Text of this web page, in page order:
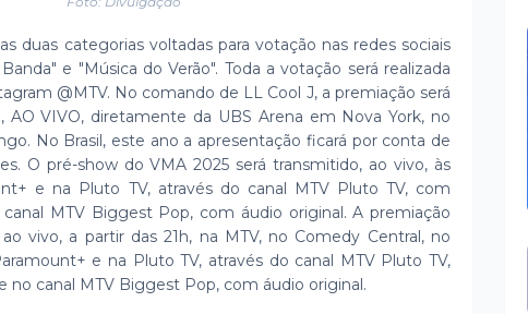
duas categorias voltadas para votação nas redes sociais
e "Música do Verão". Toda a votação será realizada
@MTV. No comando de LL Cool J, a premiação será
AO VIVO, diretamente da UBS Arena em Nova York, no
No Brasil, este ano a apresentação ficará por conta de
O pré-show do VMA 2025 será transmitido, ao vivo, às
e na Pluto TV, através do canal MTV Pluto TV, com
MTV Biggest Pop, com áudio original. A premiação
vivo, a partir das 21h, na MTV, no Comedy Central, no
e na Pluto TV, através do canal MTV Pluto TV,
no canal MTV Biggest Pop, com áudio original.